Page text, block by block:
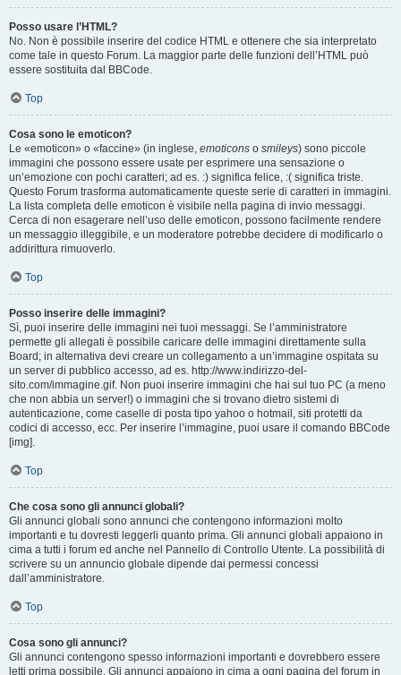
Posso usare l’HTML?
No. Non è possibile inserire del codice HTML e ottenere che sia interpretato
come tale in questo Forum. La maggior parte delle funzioni dell’HTML può
essere sostituita dal BBCode.
Top
Cosa sono le emoticon?
Le «emoticon» o «faccine» (in inglese, emoticons o smileys) sono piccole
immagini che possono essere usate per esprimere una sensazione o
un’emozione con pochi caratteri; ad es. :) significa felice, :( significa triste.
Questo Forum trasforma automaticamente queste serie di caratteri in immagini.
La lista completa delle emoticon è visibile nella pagina di invio messaggi.
Cerca di non esagerare nell’uso delle emoticon, possono facilmente rendere
un messaggio illeggibile, e un moderatore potrebbe decidere di modificarlo o
addirittura rimuoverlo.
Top
Posso inserire delle immagini?
Sì, puoi inserire delle immagini nei tuoi messaggi. Se l’amministratore
permette gli allegati è possibile caricare delle immagini direttamente sulla
Board; in alternativa devi creare un collegamento a un’immagine ospitata su
un server di pubblico accesso, ad es. http://www.indirizzo-del-
sito.com/immagine.gif. Non puoi inserire immagini che hai sul tuo PC (a meno
che non abbia un server!) o immagini che si trovano dietro sistemi di
autenticazione, come caselle di posta tipo yahoo o hotmail, siti protetti da
codici di accesso, ecc. Per inserire l’immagine, puoi usare il comando BBCode
[img].
Top
Che cosa sono gli annunci globali?
Gli annunci globali sono annunci che contengono informazioni molto
importanti e tu dovresti leggerli quanto prima. Gli annunci globali appaiono in
cima a tutti i forum ed anche nel Pannello di Controllo Utente. La possibilità di
scrivere su un annuncio globale dipende dai permessi concessi
dall’amministratore.
Top
Cosa sono gli annunci?
Gli annunci contengono spesso informazioni importanti e dovrebbero essere
letti prima possibile. Gli annunci appaiono in cima a ogni pagina del forum in